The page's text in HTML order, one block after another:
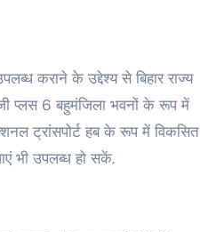
कराने के उद्देश्य से बिहार राज्य
प्लस 6 बहुमंजिला भवनों के रूप में
ट्रांसपोर्ट हब के रूप में विकसित
भी उपलब्ध हो सकें.